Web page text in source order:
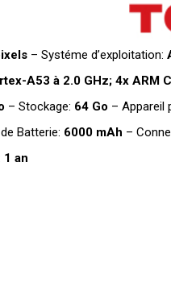
– Systéme d’exploitation:
A53 à 2.0 GHz; 4x ARM
– Stockage: 64 Go – Appareil
Batterie: 6000 mAh –
1 an